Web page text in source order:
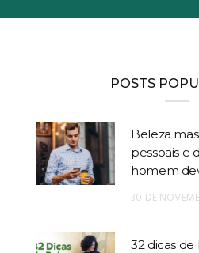
POSTS
Beleza
pessoais e
homem
30 DE
32 dicas